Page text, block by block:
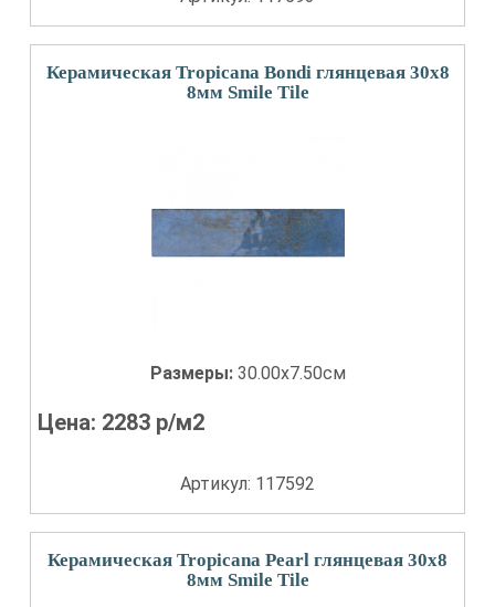
Керамическая Tropicana Bondi глянцевая 30x8
8мм Smile Tile
Размеры: 30.00x7.50см
Цена: 2283 р/м2
Артикул: 117592
Керамическая Tropicana Pearl глянцевая 30x8
8мм Smile Tile